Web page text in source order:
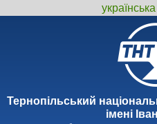
українська
Тернопiльський
iменi